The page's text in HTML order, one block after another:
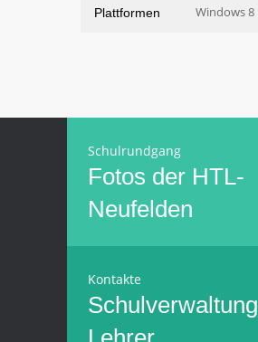
Plattformen Windows 8
Schulrundgang
Fotos der HTL-
Neufelden
Kontakte
Schulverwaltung